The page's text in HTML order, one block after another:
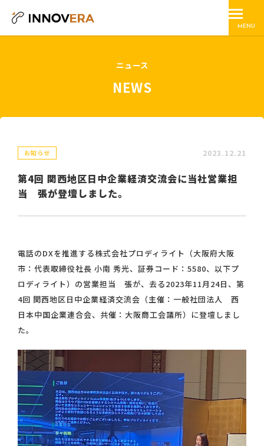
MENU
ニュース
NEWS
お知らせ 2023.12.21
第4回 関西地区日中企業経済交流会に当社営業担
当 張が登壇しました。
電話のDXを推進する株式会社プロディライト（大阪府大阪
市：代表取締役社長 小南 秀光、証券コード：5580、以下プ
ロディライト）の営業担当 張が、去る2023年11月24日、第
4回 関西地区日中企業経済交流会（主催：一般社団法人 西
日本中国企業連合会、共催：大阪商工会議所）に登壇しまし
た。